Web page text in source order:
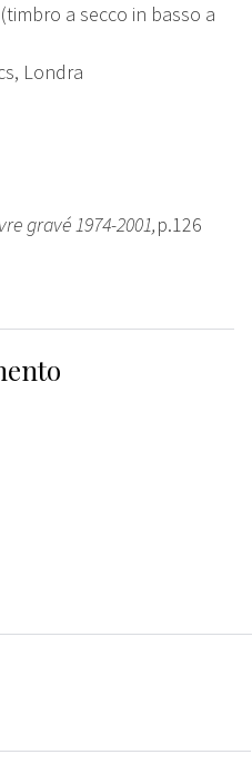
a secco in basso a
Londra
gravé 1974-2001,p.126